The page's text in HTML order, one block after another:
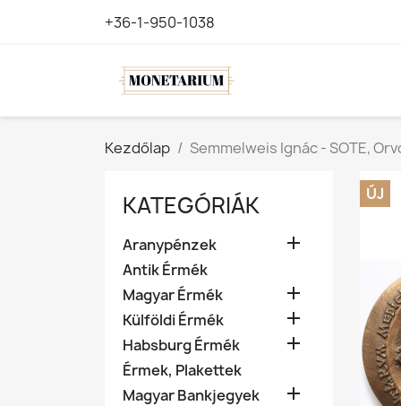
+36-1-950-1038
Kezdőlap Semmelweis Ignác - SOTE,
KATEGÓRIÁK
Aranypénzek 
Antik Érmék
Magyar Érmék

Külföldi Érmék 
Habsburg Érmék 
Érmek, Plakettek
Magyar Bankjegyek

ÚJ